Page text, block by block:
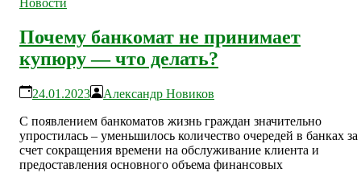
Почему банкомат не принимает
купюру — что делать?
24.01.2023
Александр Новиков
С появлением банкоматов жизнь граждан значительно
упростилась – уменьшилось количество очередей в банках за
счет сокращения времени на обслуживание клиента и
предоставления основного объема финансовых